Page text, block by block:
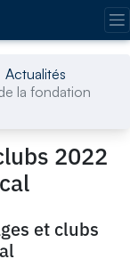
Actualités
la fondation
2022
et clubs